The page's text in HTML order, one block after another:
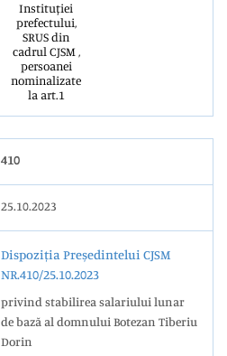
Instituției
prefectului,
SRUS din
cadrul CJSM ,
persoanei
nominalizate
la art.1
410
25.10.2023
Dispoziția Președintelui CJSM
NR.410/25.10.2023
privind stabilirea salariului lunar
de bază al domnului Botezan Tiberiu
Dorin